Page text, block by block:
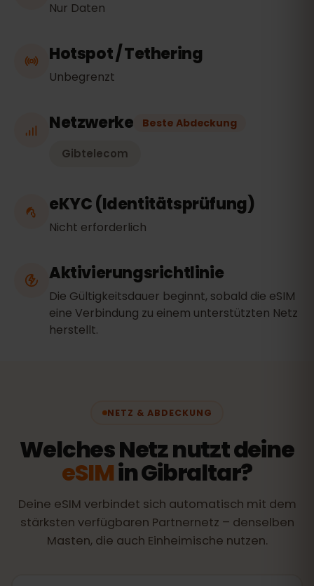
Nur Daten
Hotspot / Tethering
Unbegrenzt
Netzwerke Beste Abdeckung
Gibtelecom
eKYC (Identitätsprüfung)
Nicht erforderlich
Aktivierungsrichtlinie
Die Gültigkeitsdauer beginnt, sobald die eSIM
eine Verbindung zu einem unterstützten Netz
herstellt.
NETZ & ABDECKUNG
Welches Netz nutzt deine
eSIMin Gibraltar?
Deine eSIM verbindet sich automatisch mit dem
stärksten verfügbaren Partnernetz – denselben
Masten, die auch Einheimische nutzen.